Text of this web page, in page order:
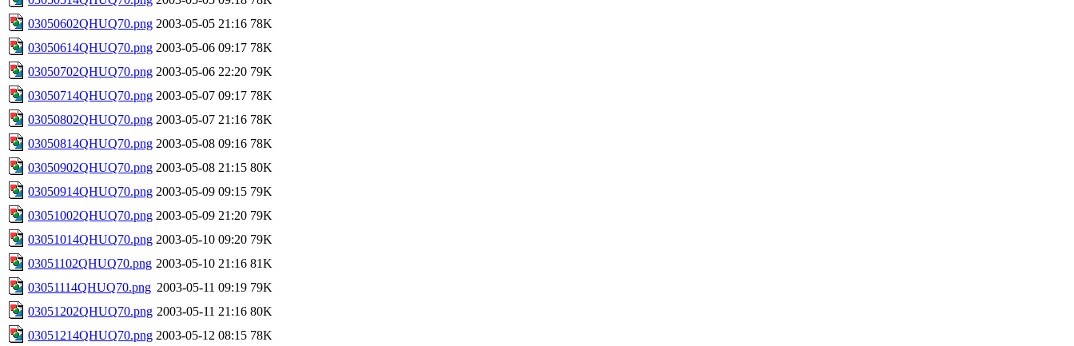
03050602QHUQ70.png 2003-05-05 21:16 78K
03050614QHUQ70.png 2003-05-06 09:17 78K
03050702QHUQ70.png 2003-05-06 22:20 79K
03050714QHUQ70.png 2003-05-07 09:17 78K
03050802QHUQ70.png 2003-05-07 21:16 78K
03050814QHUQ70.png 2003-05-08 09:16 78K
03050902QHUQ70.png 2003-05-08 21:15 80K
03050914QHUQ70.png 2003-05-09 09:15 79K
03051002QHUQ70.png 2003-05-09 21:20 79K
03051014QHUQ70.png 2003-05-10 09:20 79K
03051102QHUQ70.png 2003-05-10 21:16 81K
03051114QHUQ70.png 2003-05-11 09:19 79K
03051202QHUQ70.png 2003-05-11 21:16 80K
03051214QHUQ70.png 2003-05-12 08:15 78K